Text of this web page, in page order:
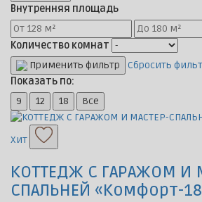
Внутренняя площадь
Количество комнат
Применить фильтр
Сбросить
Показать по:
9
12 18 Все
Хит
КОТТЕДЖ С ГАРАЖОМ И
СПАЛЬНЕЙ «Комфорт-